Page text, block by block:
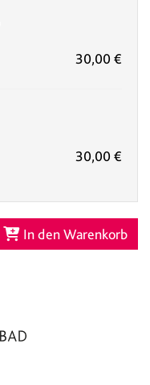
30,00 €
30,00 €
In den Warenkorb